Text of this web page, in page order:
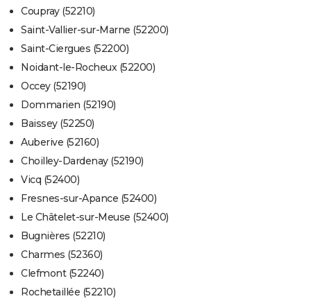
Coupray (52210)
Saint-Vallier-sur-Marne (52200)
Saint-Ciergues (52200)
Noidant-le-Rocheux (52200)
Occey (52190)
Dommarien (52190)
Baissey (52250)
Auberive (52160)
Choilley-Dardenay (52190)
Vicq (52400)
Fresnes-sur-Apance (52400)
Le Châtelet-sur-Meuse (52400)
Bugnières (52210)
Charmes (52360)
Clefmont (52240)
Rochetaillée (52210)